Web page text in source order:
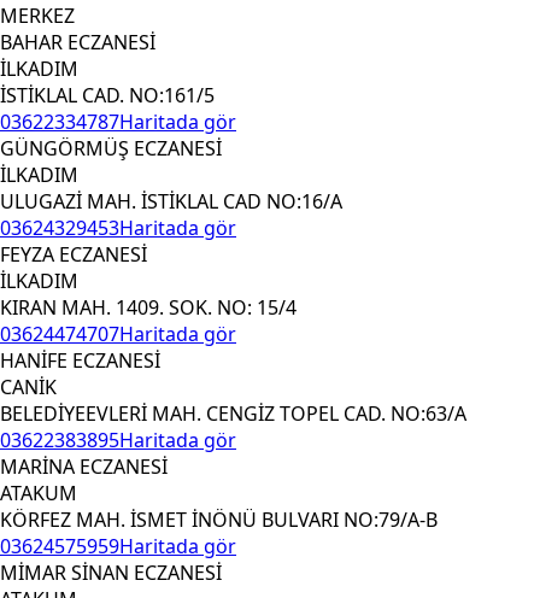
MERKEZ
BAHAR ECZANESİ
İLKADIM
İSTİKLAL CAD. NO:161/5
03622334787Haritada gör
GÜNGÖRMÜŞ ECZANESİ
İLKADIM
ULUGAZİ MAH. İSTİKLAL CAD NO:16/A
03624329453Haritada gör
FEYZA ECZANESİ
İLKADIM
KIRAN MAH. 1409. SOK. NO: 15/4
03624474707Haritada gör
HANİFE ECZANESİ
CANİK
BELEDİYEEVLERİ MAH. CENGİZ TOPEL CAD. NO:63/A
03622383895Haritada gör
MARİNA ECZANESİ
ATAKUM
KÖRFEZ MAH. İSMET İNÖNÜ BULVARI NO:79/A-B
03624575959Haritada gör
MİMAR SİNAN ECZANESİ